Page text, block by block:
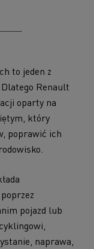
to jeden z
Renault
oparty na
który
poprawić ich
pojazd lub
naprawa,